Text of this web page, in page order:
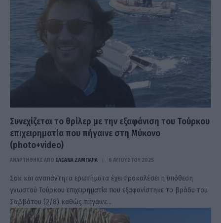
Συνεχίζεται το θρίλερ με την εξαφάνιση του Τούρκου
επιχειρηματία που πήγαινε στη Μύκονο
(photo+video)
ΑΝΑΡΤΗΘΗΚΕ ΑΠΟ ΕΛΕΑΝΑ ΖΑΜΠΑΡΑ 6 ΑΥΓΟΎΣΤΟΥ 2025
Σοκ και αναπάντητα ερωτήματα έχει προκαλέσει η υπόθεση
γνωστού Τούρκου επιχειρηματία που εξαφανίστηκε το βράδυ του
Σαββάτου (2/8) καθώς πήγαινε…